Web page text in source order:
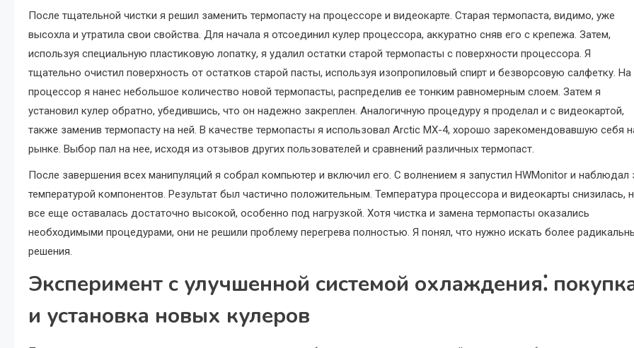
После тщательной чистки я решил заменить термопасту на процессоре и видеокарте. Старая термопаста, видимо, уже
высохла и утратила свои свойства. Для начала я отсоединил кулер процессора, аккуратно сняв его с крепежа. Затем,
используя специальную пластиковую лопатку, я удалил остатки старой термопасты с поверхности процессора. Я
тщательно очистил поверхность от остатков старой пасты, используя изопропиловый спирт и безворсовую салфетку. На
процессор я нанес небольшое количество новой термопасты, распределив ее тонким равномерным слоем. Затем я
установил кулер обратно, убедившись, что он надежно закреплен. Аналогичную процедуру я проделал и с видеокартой,
также заменив термопасту на ней. В качестве термопасты я использовал Arctic MX-4, хорошо зарекомендовавшую себя
рынке. Выбор пал на нее, исходя из отзывов других пользователей и сравнений различных термопаст.
После завершения всех манипуляций я собрал компьютер и включил его. С волнением я запустил HWMonitor и наблюдал
температурой компонентов. Результат был частично положительным. Температура процессора и видеокарты снизилась,
все еще оставалась достаточно высокой, особенно под нагрузкой. Хотя чистка и замена термопасты оказались
необходимыми процедурами, они не решили проблему перегрева полностью. Я понял, что нужно искать более
решения.
Эксперимент с улучшенной системой охлаждения⁚
и установка новых кулеров